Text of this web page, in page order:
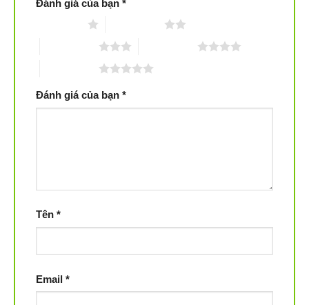
Công nghệ sấy thông hơi giúp quần áo khô nhanh và
năng lượng điện đáng kể.
Đánh giá của bạn *
Đánh giá của bạn *
Tên *
Email *